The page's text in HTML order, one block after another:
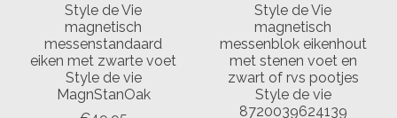
Style de Vie
magnetisch
messenstandaard
eiken met zwarte voet
Style de vie
MagnStanOak
Style de Vie
magnetisch
messenblok eikenhout
met stenen voet en
zwart of rvs pootjes
Style de vie
8720039624139